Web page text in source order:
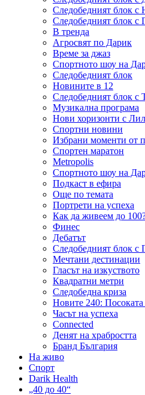
Следобедният блок с
Следобедният блок с
В тренда
Агросвят по Дарик
Време за джаз
Спортното шоу на
Следобедният блок
Новините в 12
Следобедният блок с
Музикална програма
Нови хоризонти с
Спортни новини
Избрани моменти от
Спортен маратон
Metropolis
Спортното шоу на
Подкаст в ефира
Още по темата
Портрети на успеха
Как да живеем до
Финес
Дебатът
Следобедният блок с
Мечтани дестинации
Гласът на изкуството
Квадратни метри
Следобедна криза
Новите 240: Посоката
Часът на успеха
Connected
Денят на храбростта
Бранд България
На живо
Спорт
Darik Health
„40 до 40“